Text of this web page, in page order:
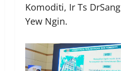
Komoditi, Ir Ts DrSang
Yew Ngin.